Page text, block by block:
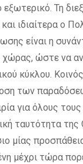
Τη
ιδιαίτερα ο
είναι η
ώστε να
κύκλου.
των
για όλους
ταυτότητα
μίας
μέχρι τώρα